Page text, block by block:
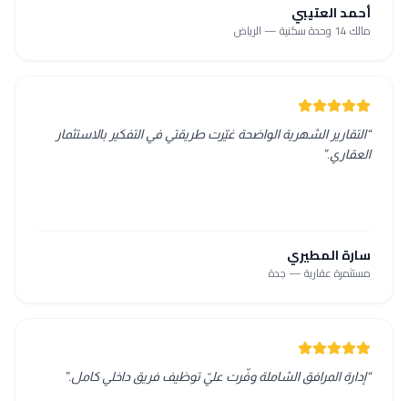
أحمد العتيبي
مالك 14 وحدة سكنية — الرياض
“التقارير الشهرية الواضحة غيّرت طريقتي في التفكير بالاستثمار
العقاري.”
سارة المطيري
مستثمرة عقارية — جدة
“إدارة المرافق الشاملة وفّرت عليّ توظيف فريق داخلي كامل.”